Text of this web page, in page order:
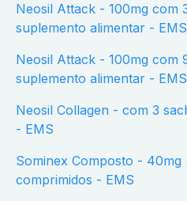
Neosil Attack - 100mg com 30 comprimidos de
suplemento alimentar - EMS
Neosil Attack - 100mg com 90 comprimidos de
suplemento alimentar - EMS
Neosil Collagen - com 3 sachês de 5g sabor abacaxi
- EMS
Sominex Composto - 40mg + 30mg + 50mg com 20
comprimidos - EMS